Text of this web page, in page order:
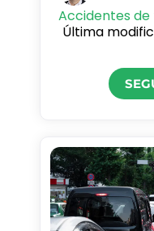
Accidentes
Última